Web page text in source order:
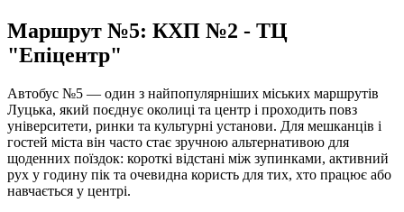
Маршрут №5: КХП №2 - ТЦ
"Епіцентр"
Автобус №5 — один з найпопулярніших міських маршрутів
Луцька, який поєднує околиці та центр і проходить повз
університети, ринки та культурні установи. Для мешканців і
гостей міста він часто стає зручною альтернативою для
щоденних поїздок: короткі відстані між зупинками, активний
рух у годину пік та очевидна користь для тих, хто працює або
навчається у центрі.